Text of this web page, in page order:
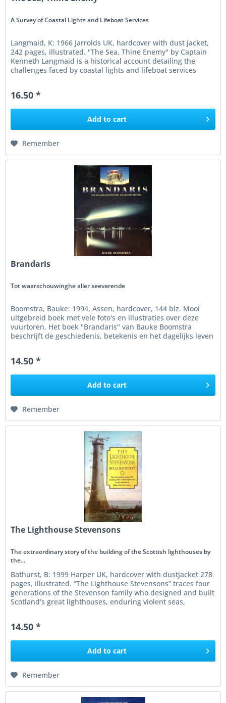
A Survey of Coastal Lights and Lifeboat Services
Langmaid, K: 1966 Jarrolds UK, hardcover with dust jacket,
242 pages, illustrated. "The Sea, Thine Enemy" by Captain
Kenneth Langmaid is a historical account detailing the
challenges faced by coastal lights and lifeboat services
16.50 *
Add to cart
Remember
Brandaris
Tot waarschouwinghe aller seevarende
Boomstra, Bauke: 1994, Assen, hardcover, 144 blz. Mooi
uitgebreid boek met vele foto's en illustraties over deze
vuurtoren. Het boek "Brandaris" van Bauke Boomstra
beschrijft de geschiedenis, betekenis en het dagelijks leven
14.50 *
Add to cart
Remember
The Lighthouse Stevensons
The extraordinary story of the building of the Scottish lighthouses by
the...
Bathurst, B: 1999 Harper UK, hardcover with dustjacket 278
pages, illustrated. “The Lighthouse Stevensons” traces four
generations of the Stevenson family who designed and built
Scotland’s great lighthouses, enduring violent seas,
14.50 *
Add to cart
Remember